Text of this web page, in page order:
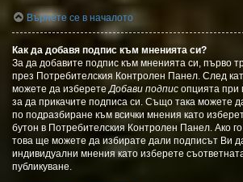
Върнете се в началото
Как да добавя подпис към мненията си?
За да добавите подпис към мненията си, първо
през Потребителския Контролен Панел. След
можете да изберетеДобави подпис опцията при
за да прикачите подписа си. Също така можете
по подразбиране към всички мнения като
бутон в Потребителския Контролен Панел. Ако
това ще можете да избирате дали подписът Ви
индивидуални мнения като изберете
публикуване.